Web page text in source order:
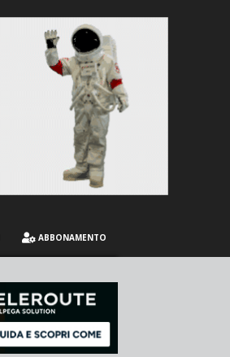
ABBONAMENTO